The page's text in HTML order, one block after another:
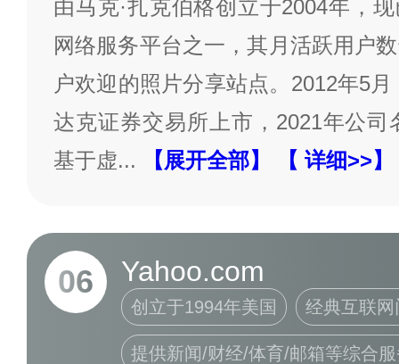
由马克·扎克伯格创立于2004年，
网络服务平台之一，其月活跃用户
户欢迎的照片分享站点。2012年5
达克证券交易所上市，2021年公司
基于虚... 【展开全部】 【 详细>>】
06 Yahoo.com
创立于1994年美国 经典互联
提供新闻/财经/体育/邮箱等综合